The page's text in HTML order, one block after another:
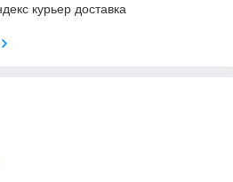
курьер доставка